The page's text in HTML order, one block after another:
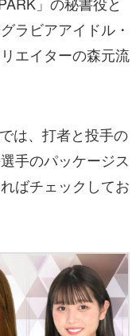
ラビアアイドル・
エイターの森元流
は、打者と投手の
手のパッケージス
ばチェックしてお